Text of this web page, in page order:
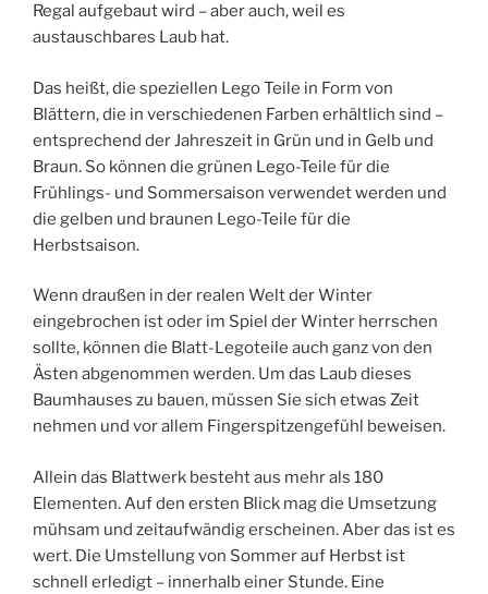
Regal aufgebaut wird – aber auch, weil es
austauschbares Laub hat.
Das heißt, die speziellen Lego Teile in Form von
Blättern, die in verschiedenen Farben erhältlich sind –
entsprechend der Jahreszeit in Grün und in Gelb und
Braun. So können die grünen Lego-Teile für die
Frühlings- und Sommersaison verwendet werden und
die gelben und braunen Lego-Teile für die
Herbstsaison.
Wenn draußen in der realen Welt der Winter
eingebrochen ist oder im Spiel der Winter herrschen
sollte, können die Blatt-Legoteile auch ganz von den
Ästen abgenommen werden. Um das Laub dieses
Baumhauses zu bauen, müssen Sie sich etwas Zeit
nehmen und vor allem Fingerspitzengefühl beweisen.
Allein das Blattwerk besteht aus mehr als 180
Elementen. Auf den ersten Blick mag die Umsetzung
mühsam und zeitaufwändig erscheinen. Aber das ist es
wert. Die Umstellung von Sommer auf Herbst ist
schnell erledigt – innerhalb einer Stunde. Eine